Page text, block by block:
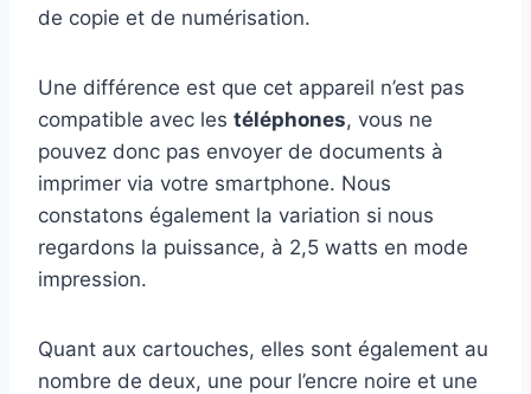
de copie et de numérisation.
Une différence est que cet appareil n’est pas
compatible avec les téléphones, vous ne
pouvez donc pas envoyer de documents à
imprimer via votre smartphone. Nous
constatons également la variation si nous
regardons la puissance, à 2,5 watts en mode
impression.
Quant aux cartouches, elles sont également au
nombre de deux, une pour l’encre noire et une